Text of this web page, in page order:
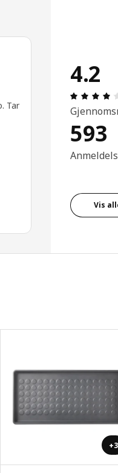
Tar
4.2
593
Vis
+3